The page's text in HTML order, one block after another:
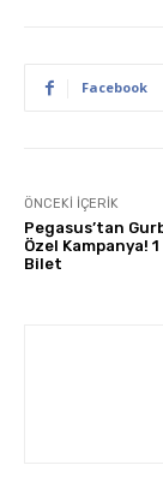
Facebook
ÖNCEKI İÇERIK
Pegasus’tan
Özel Kampanya! 1
Bilet